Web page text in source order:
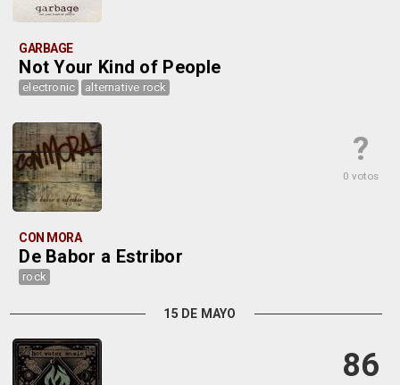
GARBAGE
Not Your Kind of People
electronic alternative rock
?
0 votos
CON MORA
De Babor a Estribor
rock
15 DE MAYO
86